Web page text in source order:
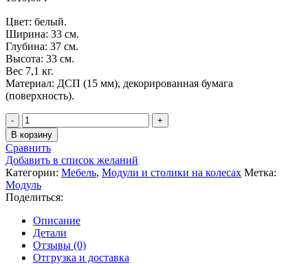
Цвет: белый.
Ширина: 33 см.
Глубина: 37 см.
Высота: 33 см.
Вес 7,1 кг.
Материал: ДСП (15 мм), декорированная бумага
(поверхность).
Количество
товара
Модуль
Фора
с
2
ящиками,
ручка
металл
белый
33*33*37
В корзину
Сравнить
Добавить в список желаний
Категории: Мебель, Модули и столики на колесах Метка:
Модуль
Поделиться:
Описание
Детали
Отзывы (0)
Отгрузка и доставка